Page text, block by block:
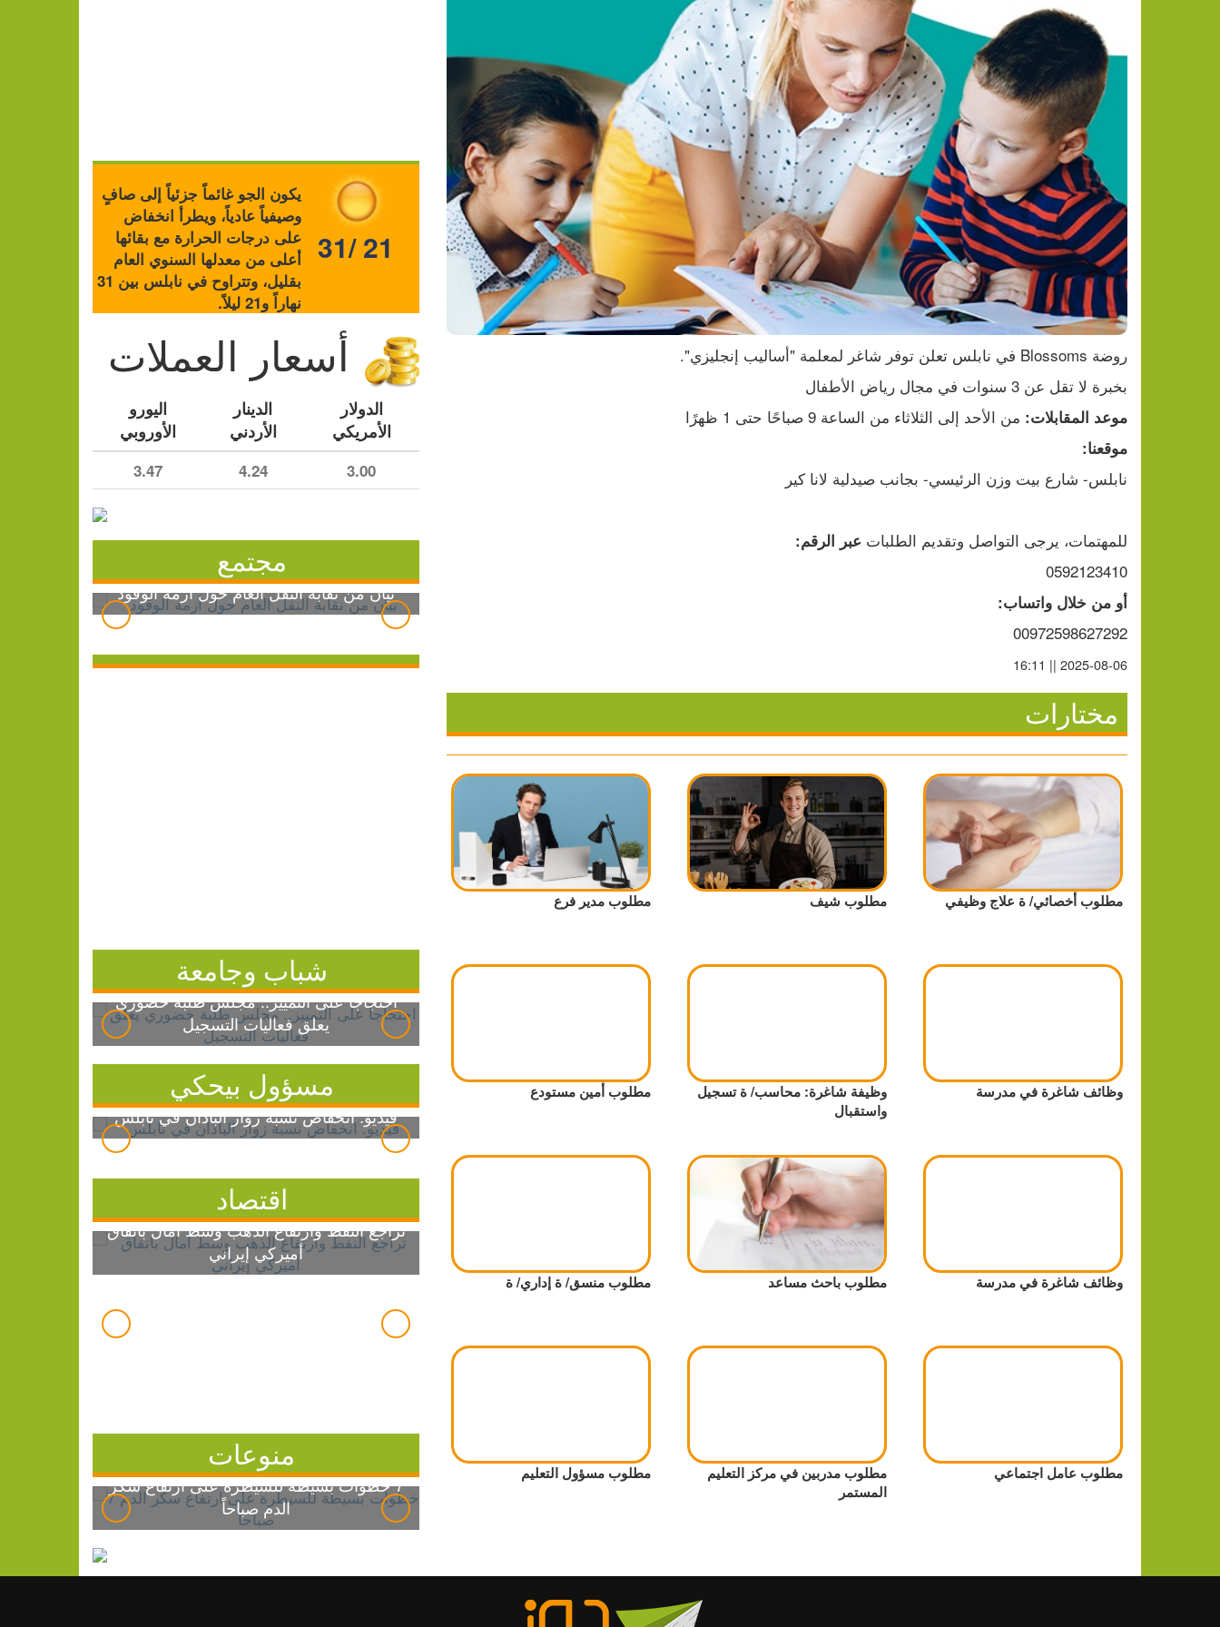
تراجع النفط وارتفاع الذهب وسط آمال باتفاق أميركي إيراني
روضة Blossoms في نابلس تعلن توفر شاغر لمعلمة "أساليب إنجليزي".
بخبرة لا تقل عن 3 سنوات في مجال رياض الأطفال
موعد المقابلات: من الأحد إلى الثلاثاء من الساعة 9 صباحًا حتى 1 ظهرًا
موقعنا:
نابلس- شارع بيت وزن الرئيسي- بجانب صيدلية لانا كير
للمهتمات، يرجى التواصل وتقديم الطلبات عبر الرقم:
0592123410
أو من خلال واتساب:
00972598627292
2025-08-06 || 16:11
مختارات
مطلوب أخصائي/ ة علاج وظيفي مطلوب شيف مطلوب مدير فرع
وظائف شاغرة في مدرسة
وظيفة شاغرة: محاسب/ ة تسجيل
واستقبال
مطلوب أمين مستودع
وظائف شاغرة في مدرسة مطلوب باحث مساعد مطلوب منسق/ ة إداري/ ة
مطلوب عامل اجتماعي
مطلوب مدربين في مركز التعليم
المستمر
مطلوب مسؤول التعليم
يكون الجو غائماً جزئياً إلى صافٍ
وصيفياً عادياً، ويطرأ انخفاض
على درجات الحرارة مع بقائها
أعلى من معدلها السنوي العام
بقليل، وتتراوح في نابلس بين 31
نهاراً و21 ليلاً.
31/ 21
أسعار العملات
الدولار
الأمريكي
الدينار
الأردني
اليورو
الأوروبي
3.00
4.24
3.47
مجتمع
بيان من نقابة النقل العام حول أزمة الوقود
شباب وجامعة
احتجاجاً على التمييز.. مجلس طلبة خضوري
يعلق فعاليات التسجيل
مسؤول بيحكي
فيديو: انخفاض نسبة زوار الباذان في نابلس
اقتصاد
تراجع النفط وارتفاع الذهب وسط آمال باتفاق
أميركي إيراني
منوعات
7 خطوات بسيطة للسيطرة على ارتفاع سكر
الدم صباحاً